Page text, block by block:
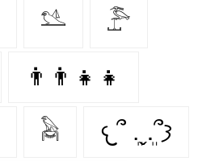
𓅎 𓅤
👨‍👨‍👧‍👧
𓅉 𐔌՞ ܸ.ˬ.ܸ՞𐦯